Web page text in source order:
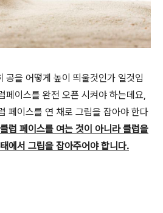
공을 어떻게 높이 띄울것인가 일것입
페이스를 완전 오픈 시켜야 하는데요,
페이스를 연 채로 그립을 잡아야 한다
럽 페이스를 여는 것이 아니라 클럽을
에서 그립을 잡아주어야 합니다.